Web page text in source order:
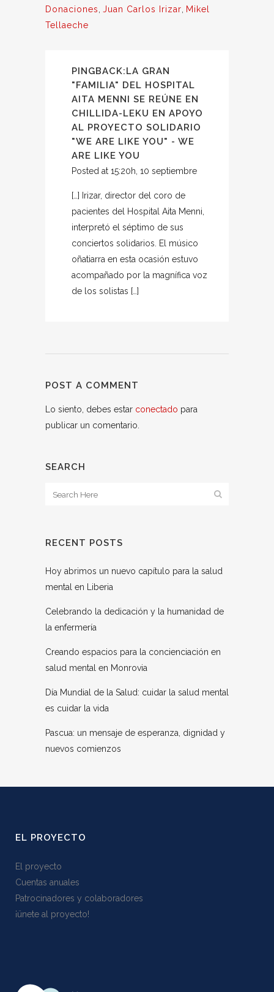
Donaciones Juan Carlos Irizar
Mikel
Tellaeche
PINGBACK:LA GRAN
"FAMILIA" DEL HOSPITAL
AITA MENNI SE REÚNE EN
CHILLIDA-LEKU EN APOYO
AL PROYECTO SOLIDARIO
"WE ARE LIKE YOU" - WE
ARE LIKE YOU
Posted at 15:20h, 10 septiembre
[…] Irizar, director del coro de
pacientes del Hospital Aita Menni,
interpretó el séptimo de sus
conciertos solidarios. El músico
oñatiarra en esta ocasión estuvo
acompañado por la magnífica voz
de los solistas […]
POST A COMMENT
Lo siento, debes estar conectado para
publicar un comentario.
SEARCH
RECENT POSTS
Hoy abrimos un nuevo capítulo para la salud
mental en Liberia
Celebrando la dedicación y la humanidad de
la enfermería
Creando espacios para la concienciación en
salud mental en Monrovia
Día Mundial de la Salud: cuidar la salud mental
es cuidar la vida
Pascua: un mensaje de esperanza, dignidad y
nuevos comienzos
EL PROYECTO
El proyecto
Cuentas anuales
Patrocinadores y colaboradores
¡ünete al proyecto!